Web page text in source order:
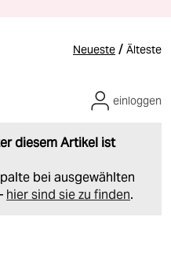
Neueste / Älteste
diesem Artikel ist
bei ausgewählten
hier sind sie zu finden.
einloggen